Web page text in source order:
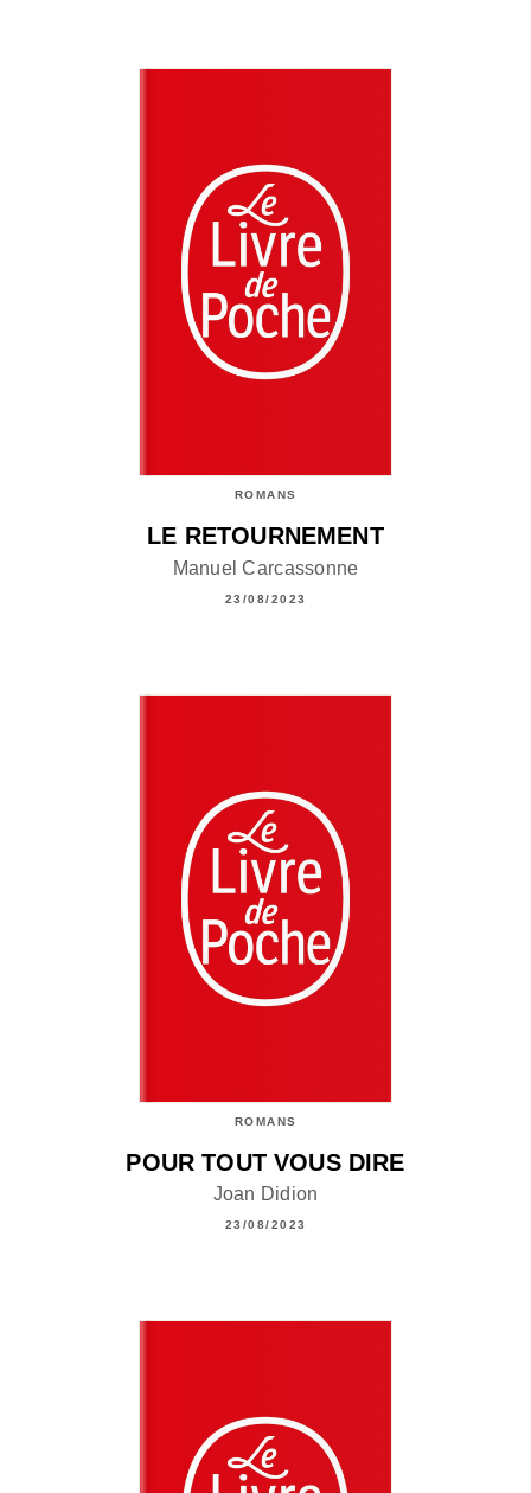
ROMANS
LE RETOURNEMENT
Manuel Carcassonne
23/08/2023
ROMANS
POUR TOUT VOUS DIRE
Joan Didion
23/08/2023